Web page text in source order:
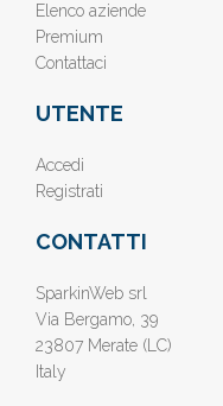
Elenco aziende
Premium
Contattaci
UTENTE
Accedi
Registrati
CONTATTI
SparkinWeb srl
Via Bergamo, 39
23807 Merate (LC)
Italy